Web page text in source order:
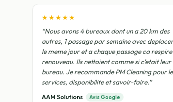
★★★★★
“Nous avons 4 bureaux dont un a 20 km des
autres, 1 passage par semaine avec
le meme jour et a chaque passage ca respire
renouveau. Ils nettoient comme si c'etait leur
bureau. Je recommande PM Cleaning pour
services, disponibilite et savoir-faire.”
AAM Solutions Avis Google